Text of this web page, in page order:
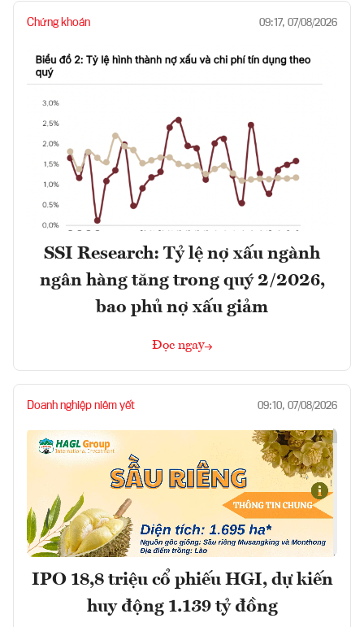
Chứng khoán 09:17, 07/08/2026
SSI Research: Tỷ lệ nợ xấu ngành
ngân hàng tăng trong quý 2/2026,
bao phủ nợ xấu giảm
Đọc ngay
Doanh nghiệp niêm yết 09:10, 07/08/2026
IPO 18,8 triệu cổ phiếu HGI, dự kiến
huy động 1.139 tỷ đồng